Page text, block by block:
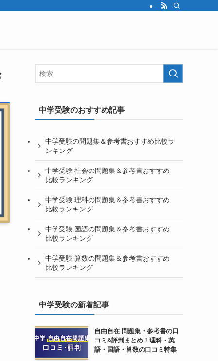
中学受験のおすすめ記事
中学受験の問題集＆参考書おすすめ比較ラ
ンキング
中学受験 社会の問題集＆参考書おすすめ
比較ランキング
中学受験 理科の問題集＆参考書おすすめ
比較ランキング
中学受験 国語の問題集＆参考書おすすめ
比較ランキング
中学受験 算数の問題集＆参考書おすすめ
比較ランキング
中学受験の新着記事
自由自在 問題集・参考書の口
コミ&評判まとめ！理科・英
語・国語・算数の口コミ特集